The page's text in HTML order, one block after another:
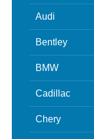
Audi
Bentley
BMW
Cadillac
Chery